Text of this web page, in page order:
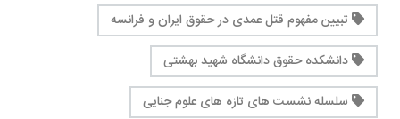
تبیین مفهوم قتل عمدی در حقوق ایران و فرانسه
دانشکده حقوق دانشگاه شهید بهشتی
سلسله نشست های تازه های علوم جنایی